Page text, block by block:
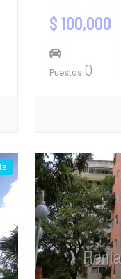
$ 100,000
Puestos 0